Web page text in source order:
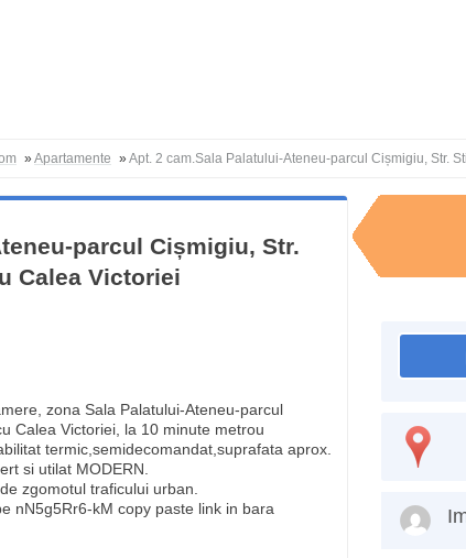
»Apartamente »Apt. 2 cam.Sala Palatului-Ateneu-parcul Cișmigiu, Str.
parcul Cișmigiu, Str.
Calea Victoriei
zona Sala Palatului-Ateneu-parcul
Calea Victoriei, la 10 minute metrou
termic,semidecomandat,suprafata aprox.
si utilat MODERN.
zgomotul traficului urban.
nN5g5Rr6-kM copy paste link in bara